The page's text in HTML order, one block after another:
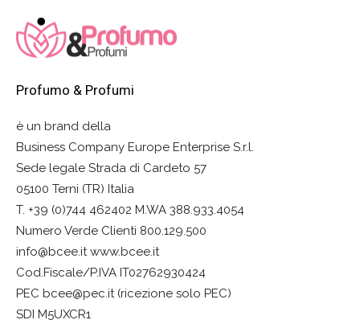
Profumo & Profumi
è un brand della
Business Company Europe Enterprise S.r.l.
Sede legale Strada di Cardeto 57
05100 Terni (TR) Italia
T. +39 (0)744 462402 M.WA 388.933.4054
Numero Verde Clienti 800.129.500
info@bcee.it www.bcee.it
Cod.Fiscale/P.IVA IT02762930424
PEC bcee@pec.it (ricezione solo PEC)
SDI M5UXCR1